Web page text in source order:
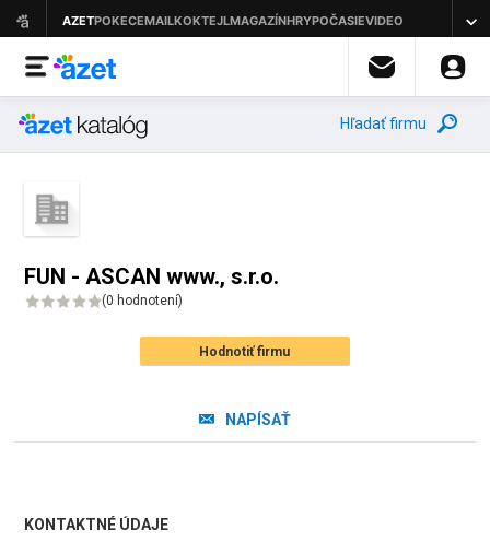
Hľadať firmu
FUN - ASCAN www., s.r.o.
(0 hodnotení)
Hodnotiť firmu
NAPÍSAŤ
KONTAKTNÉ ÚDAJE